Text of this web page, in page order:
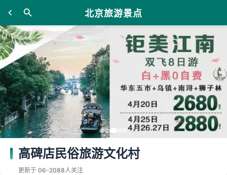
北京旅游景点
高碑店民俗旅游文化村
更新于 06-2088人关注